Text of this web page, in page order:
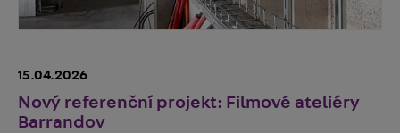
15.04.2026
Nový referenční projekt: Filmové ateliéry
Barrandov